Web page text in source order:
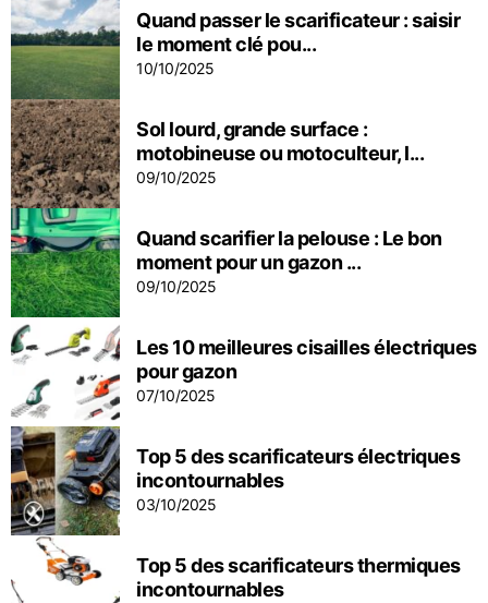
Quand passer le scarificateur : saisir
le moment clé pou...
10/10/2025
Sol lourd, grande surface :
motobineuse ou motoculteur, l...
09/10/2025
Quand scarifier la pelouse : Le bon
moment pour un gazon ...
09/10/2025
Les 10 meilleures cisailles électriques
pour gazon
07/10/2025
Top 5 des scarificateurs électriques
incontournables
03/10/2025
Top 5 des scarificateurs thermiques
incontournables